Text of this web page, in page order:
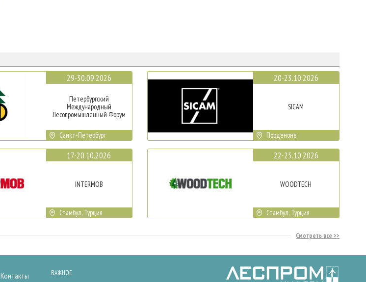
29-30.09.2026
Петербургский
Международный
Лесопромышленный Форум
Санкт-Петербург
17-20.10.2026
INTERMOB
Стамбул, Турция
20-23.10.2026
SICAM
Порденоне
22-25.10.2026
WOODTECH
Стамбул, Турция
Смотреть все
Контакты
ВАЖНОЕ